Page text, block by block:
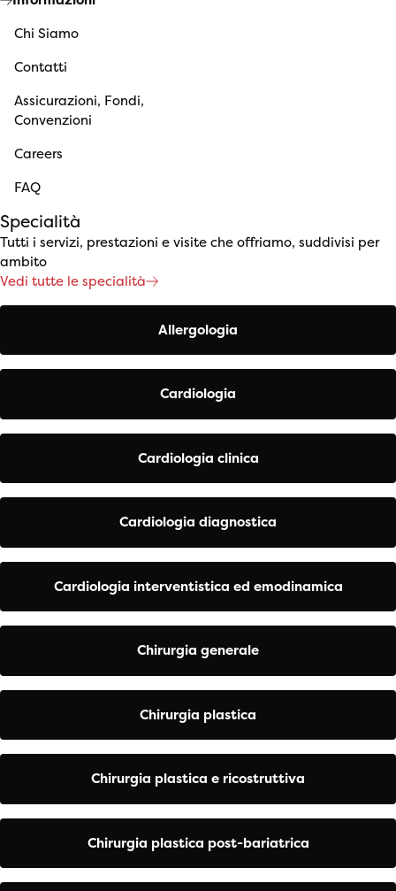
Chi Siamo
Contatti
Assicurazioni, Fondi,
Convenzioni
Careers
FAQ
Specialità
Tutti i servizi, prestazioni e visite che offriamo, suddivisi per
ambito
Vedi tutte le specialità
Allergologia
Cardiologia
Cardiologia clinica
Cardiologia diagnostica
Cardiologia interventistica ed emodinamica
Chirurgia generale
Chirurgia plastica
Chirurgia plastica e ricostruttiva
Chirurgia plastica post-bariatrica